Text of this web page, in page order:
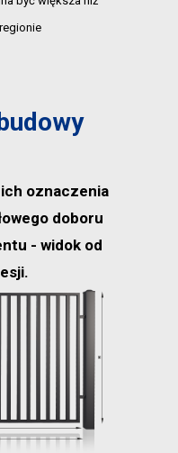
oznaczenia
doboru
- widok od